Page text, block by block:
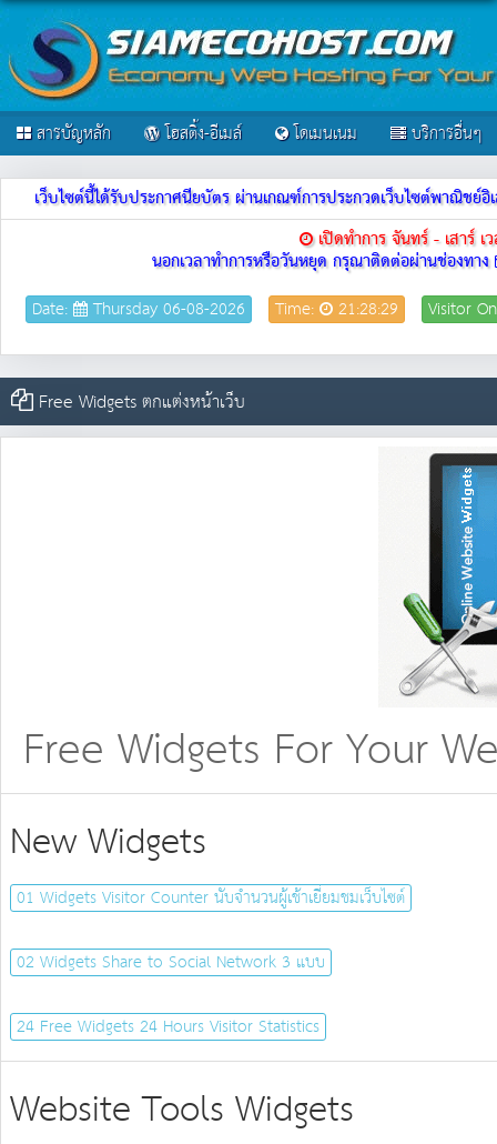
สารบัญหลัก โฮสติ้ง-อีเมล์ โดเมนเนม บริการอื่นๆ
เว็บไซต์นี้ได้รับประกาศนียบัตร ผ่านเกณฑ์การประกวดเว็บไซต์พาณิช
เปิดทำการ จันทร์ - เสาร์
นอกเวลาทำการหรือวันหยุด กรุณาติดต่อผ่านช่องทาง
Date: Thursday 06-08-2026 Time: 21:28:29 Visitor
Free Widgets ตกแต่งหน้าเว็บ
Free Widgets For Your
New Widgets
01 Widgets Visitor Counter นับจำนวนผู้เช้าเยี่ยมชมเว็บไซต์
02 Widgets Share to Social Network 3 แบบ
24 Free Widgets 24 Hours Visitor Statistics
Website Tools Widgets